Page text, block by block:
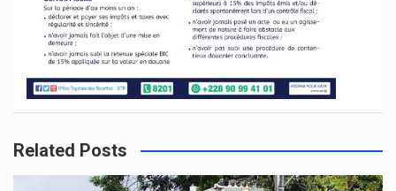
Related Posts